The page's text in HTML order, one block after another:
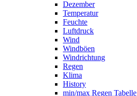
Dezember
Temperatur
Feuchte
Luftdruck
Wind
Windböen
Windrichtung
Regen
Klima
History
min/max Regen Tabelle